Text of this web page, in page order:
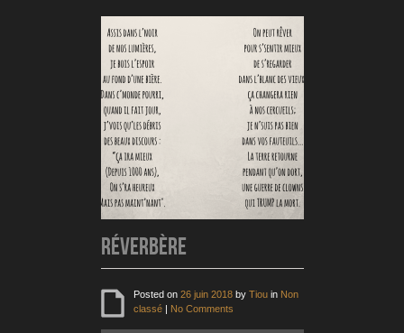
Réverbère
Posted on 26 juin 2018 by Tiouin Non
classé| No Comments